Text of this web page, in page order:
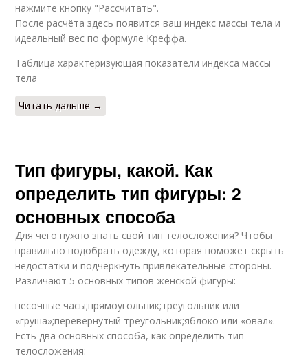
нажмите кнопку "Рассчитать".
После расчёта здесь появится ваш индекс массы тела и
идеальный вес по формуле Креффа.
Таблица характеризующая показатели индекса массы
тела
Читать дальше →
Тип фигуры, какой. Как
определить тип фигуры: 2
основных способа
Для чего нужно знать свой тип телосложения? Чтобы
правильно подобрать одежду, которая поможет скрыть
недостатки и подчеркнуть привлекательные стороны.
Различают 5 основных типов женской фигуры:
песочные часы;прямоугольник;треугольник или
«груша»;перевернутый треугольник;яблоко или «овал».
Есть два основных способа, как определить тип
телосложения: